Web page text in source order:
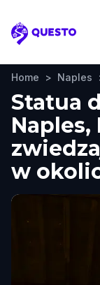
Questo
Home > Naples
Statua
w